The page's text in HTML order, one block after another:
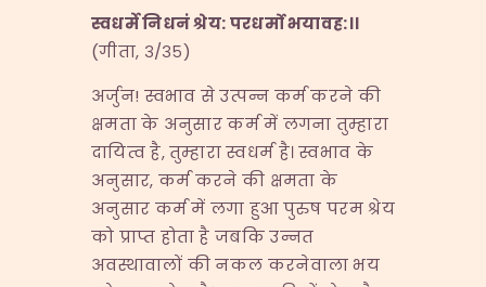
स्वधर्मे निधनं श्रेय:परधर्मो भयावह:।।
(गीता, ३/३५)
अर्जुन! स्वभाव से उत्पन्न कर्म करने की
क्षमता के अनुसार कर्म में लगना तुम्हारा
दायित्व है, तुम्हारा स्वधर्म है। स्वभाव के
अनुसार, कर्म करने की क्षमता के
अनुसार कर्म में लगा हुआ पुरुष परम श्रेय
को प्राप्त होता है जबकि उन्नत
अवस्थावालों की नकल करनेवाला भय